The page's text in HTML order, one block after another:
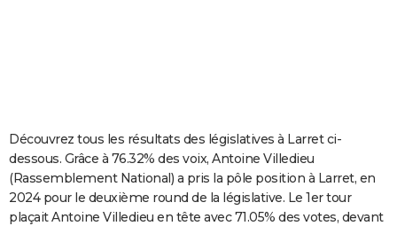
Carte de Noël
Carte Bonne année
Carte Saint-Valentin
Carte Pâques
Carte d'anniversaire
DICTIONNAIRE
Dictionnaire
Biographies
Citations
Expressions
Proverbes
PROGRAMME TV
Découvrez tous les résultats des législatives à Larret ci-
dessous. Grâce à 76.32% des voix, Antoine Villedieu
(Rassemblement National) a pris la pôle position à Larret, en
2024 pour le deuxième round de la législative. Le 1er tour
plaçait Antoine Villedieu en tête avec 71.05% des votes, devant